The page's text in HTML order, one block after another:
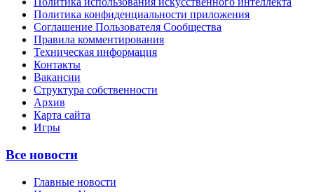
Политика конфиденциальности приложения
Соглашение Пользователя Сообщества
Правила комментирования
Техническая информация
Контакты
Вакансии
Структура собственности
Архив
Карта сайта
Игры
Все новости
Главные новости